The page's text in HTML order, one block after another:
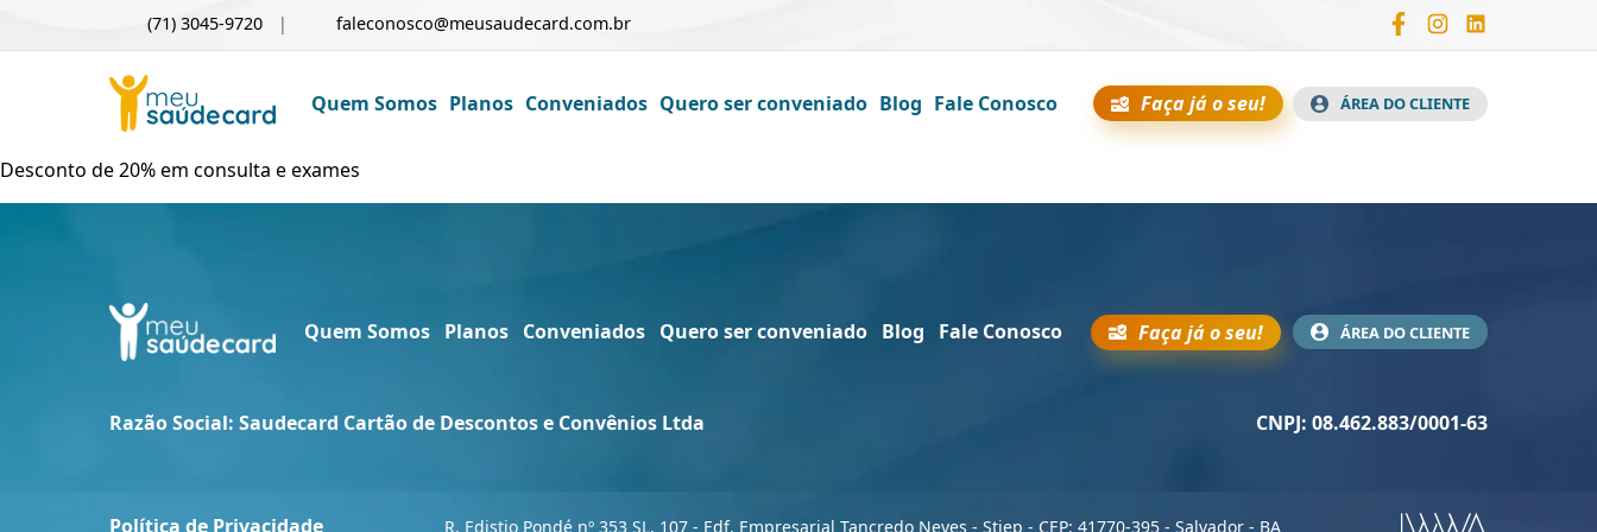
(71) 3045-9720 faleconosco@meusaudecard.com.br
Quem Somos Planos Conveniados Quero ser conveniado Blog Fale Conosco Faça já o seu! ÁREA DO CLIENTE
Desconto de 20% em consulta e exames
Quem Somos Planos Conveniados Quero ser conveniado Blog Fale Conosco Faça já o seu! ÁREA DO CLIENTE
Razão Social: Saudecard Cartão de Descontos e Convênios Ltda CNPJ: 08.462.883/0001-63
Política de Privacidade R. Edistio Pondé nº 353 SL. 107 - Edf. Empresarial Tancredo Neves - Stiep - CEP: 41770-395 - Salvador - BA